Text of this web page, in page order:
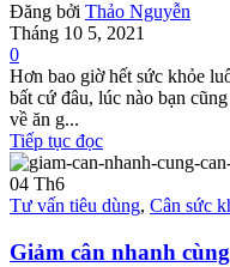
Đăng bởi Thảo Nguyễn
Tháng 10 5, 2021
0
Hơn bao giờ hết sức khỏe
bất cứ đâu, lúc nào bạn
về ăn g...
Tiếp tục đọc
04 Th6
Tư vấn tiêu dùng, Cân sức
Giảm cân nhanh